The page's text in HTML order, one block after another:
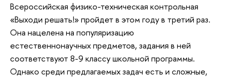
Всероссийская физико-техническая контрольная
«Выходи решать!» пройдет в этом году в третий раз.
Она нацелена на популяризацию
естественнонаучных предметов, задания в ней
соответствуют 8-9 классу школьной программы.
Однако среди предлагаемых задач есть и сложные,